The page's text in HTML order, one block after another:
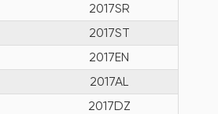
2017SR
2017ST
2017EN
2017AL
2017DZ